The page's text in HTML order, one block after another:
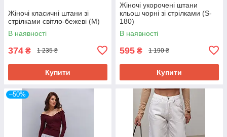
Жіночі класичні штани зі
стрілками світло-бежеві (M)
В наявності
374 ₴ 1 235 ₴
Купити
Жіночі укорочені штани
кльош чорні зі стрілками (S-
180)
В наявності
595 ₴ 1 190 ₴
Купити
–50%